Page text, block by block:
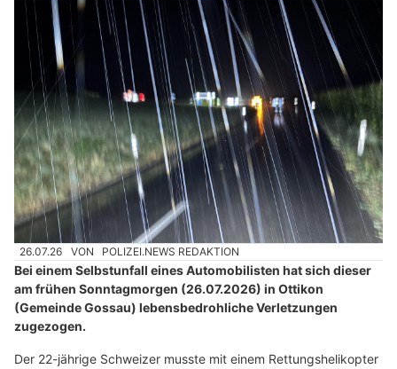
26.07.26 VON POLIZEI.NEWS REDAKTION
Bei einem Selbstunfall eines Automobilisten hat sich dieser
am frühen Sonntagmorgen (26.07.2026) in Ottikon
(Gemeinde Gossau) lebensbedrohliche Verletzungen
zugezogen.
Der 22-jährige Schweizer musste mit einem Rettungshelikopter